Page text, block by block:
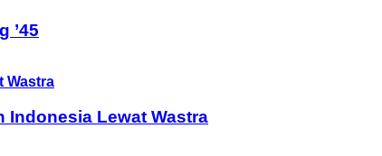
’45
Indonesia Lewat Wastra